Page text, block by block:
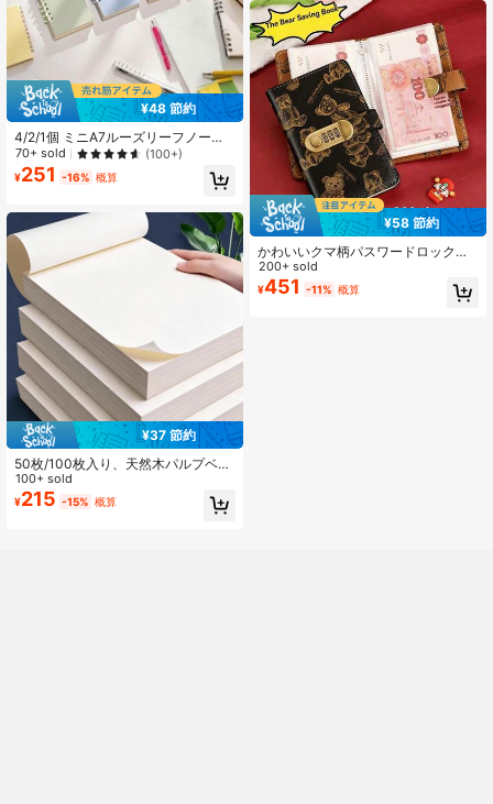
¥48 節約
4/2/1個 ミニA7ルーズリーフノー
ト、かわいいポータブルメモパッ
ド、明るいマカロンカラー、ポケッ
トサイズ、英語ルーズリーフノート
70+ sold (100+)
¥251 -16% 概算
¥37 節約
50枚/100枚入り、天然木パルプベー
ジュ無地下書き用紙、アイプロテク
ション厚手、スムーズな書き心地、
汎用描画、70g耐久性のある紙、無
100+ sold
¥215 -15% 概算
¥58 節約
かわいいクマ柄パスワードロック付
きキャッシュノート、2026年プラン
ナー、クリスマスギフト、メンズオ
フィス用品、迅速発送、50ポケッ
200+ sold
¥451 -11% 概算